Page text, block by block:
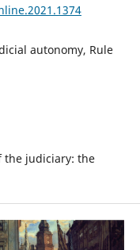
autonomy, Rule
the judiciary: the